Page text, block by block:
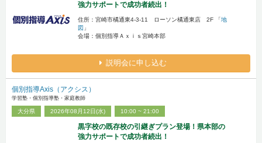
強力サポートで成功者続出！
住所：宮崎市橘通東4-3-11 ローソン橘通東店 2F 「地
図 」
会場：個別指導Ａｘｉｓ宮崎本部
説明会に申し込む
個別指導Axis（アクシス）
学習塾・個別指導塾・家庭教師
大分県 2026年08月12日(水) 10:00 ~ 21:00
黒字校の既存校の引継ぎプラン登場！県本部の
強力サポートで成功者続出！